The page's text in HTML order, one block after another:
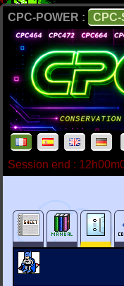
CPC-POWER : CPC-
Session end :